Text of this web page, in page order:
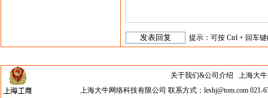
提示：可按 Ctrl + 回车
关于我们&公司介绍 上海大牛
上海大牛网络科技有限公司 联系方式：leshj@tom.com